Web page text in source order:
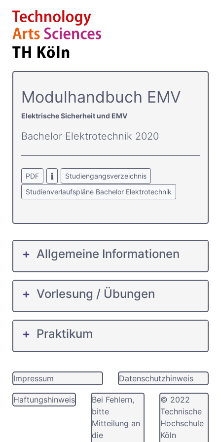
Modulhandbuch EMV
Elektrische Sicherheit und EMV
Bachelor Elektrotechnik 2020
PDF
Studiengangsverzeichnis
Studienverlaufspläne Bachelor Elektrotechnik
Allgemeine Informationen
Vorlesung / Übungen
Praktikum
Impressum Datenschutzhinweis
Haftungshinweis
Bei Fehlern,
bitte
Mitteilung an
die
© 2022
Technische
Hochschule
Köln